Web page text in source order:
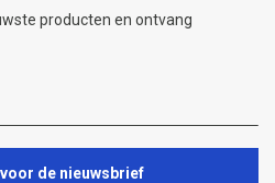
producten en ontvang
de nieuwsbrief